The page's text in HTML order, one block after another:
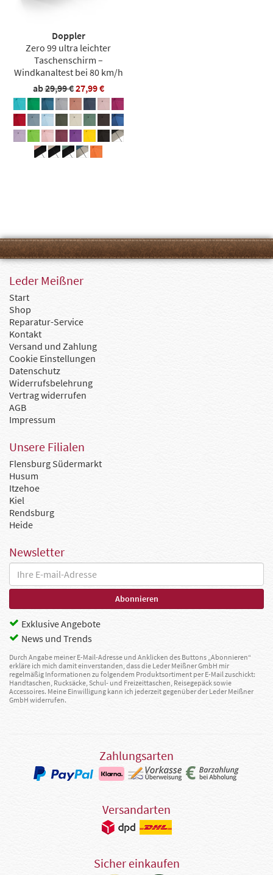
Doppler
Zero 99 ultra leichter
Taschenschirm –
Windkanaltest bei 80 km/h
ab29,99 €27,99 €
Leder Meißner
Start
Shop
Reparatur-Service
Kontakt
Versand und Zahlung
Cookie Einstellungen
Datenschutz
Widerrufsbelehrung
Vertrag widerrufen
AGB
Impressum
Unsere Filialen
Flensburg Südermarkt
Husum
Itzehoe
Kiel
Rendsburg
Heide
Newsletter
Exklusive Angebote
News und Trends
Durch Angabe meiner E-Mail-Adresse und Anklicken des Buttons „Abonnieren“
erkläre ich mich damit einverstanden, dass die Leder Meißner GmbH mir
regelmäßig Informationen zu folgendem Produktsortiment per E-Mail zuschickt:
Handtaschen, Rucksäcke, Schul- und Freizeittaschen, Reisegepäck sowie
Accessoires. Meine Einwilligung kann ich jederzeit gegenüber der Leder Meißner
GmbH widerrufen.
Zahlungsarten
Versandarten
Sicher einkaufen